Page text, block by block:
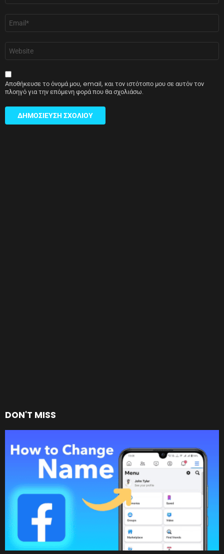
Email
Ιστότοπος
Αποθήκευσε το όνομά μου, email, και τον ιστότοπο μου σε αυτόν τον
πλοηγό για την επόμενη φορά που θα σχολιάσω.
DON'T MISS